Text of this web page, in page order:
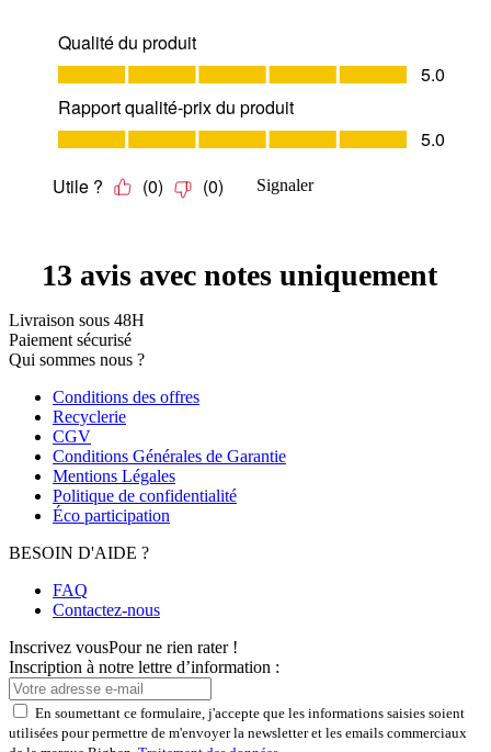
Livraison sous 48H
Paiement sécurisé
Qui sommes nous ?
Conditions des offres
Recyclerie
CGV
Conditions Générales de Garantie
Mentions Légales
Politique de confidentialité
Éco participation
BESOIN D'AIDE ?
FAQ
Contactez-nous
Inscrivez vousPour ne rien rater !
Inscription à notre lettre d’information :
En soumettant ce formulaire, j'accepte que les informations saisies soient
utilisées pour permettre de m'envoyer la newsletter et les emails commerciaux